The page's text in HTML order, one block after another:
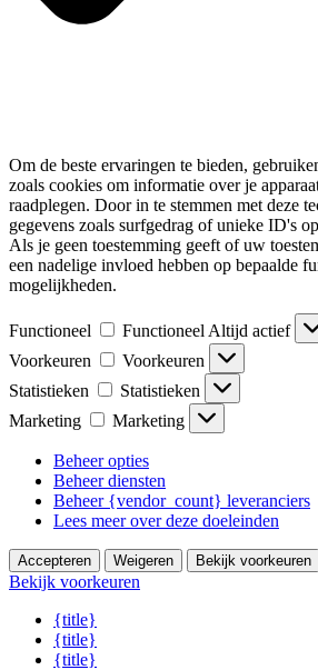
Om de beste ervaringen te bieden,
zoals cookies om informatie over je
raadplegen. Door in te stemmen met deze
gegevens zoals surfgedrag of unieke ID's
Als je geen toestemming geeft of uw
een nadelige invloed hebben op bepaalde
mogelijkheden.
Functioneel Functioneel Altijd actief
Voorkeuren
Voorkeuren
Statistieken
Statistieken
Marketing
Marketing
Beheer opties
Beheer diensten
Beheer {vendor_count} leveranciers
Lees meer over deze doeleinden
Accepteren Weigeren Bekijk voorkeuren
Bekijk voorkeuren
{title}
{title}
{title}